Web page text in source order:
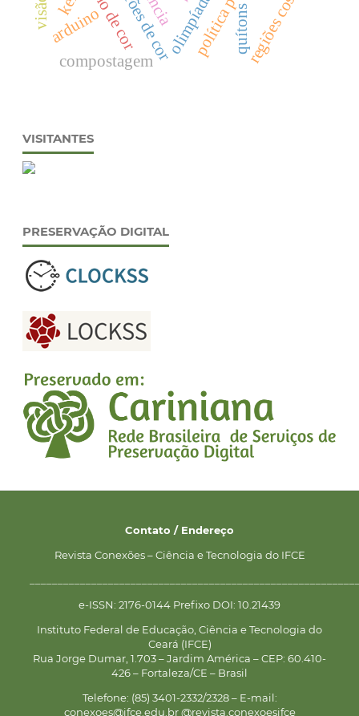
olimpíada quítons
compostagem
arduino
VISITANTES
PRESERVAÇÃO DIGITAL
Contato / Endereço
Revista Conexões – Ciência e Tecnologia do IFCE
e-ISSN: 2176-0144 Prefixo DOI: 10.21439
Instituto Federal de Educação, Ciência e Tecnologia do
Ceará (IFCE)
Rua Jorge Dumar, 1.703 – Jardim América – CEP: 60.410-
426 – Fortaleza/CE – Brasil
Telefone: (85) 3401-2332/2328 – E-mail:
conexoes@ifce.edu.br @revista.conexoesifce